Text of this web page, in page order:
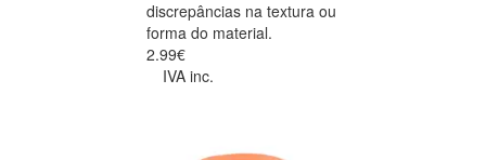
discrepâncias na textura ou
forma do material.
2.99€
IVA inc.